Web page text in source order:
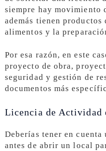
siempre hay movimiento
además tienen productos
alimentos y la
Por esa razón, en este
proyecto de obra,
seguridad y gestión de
documentos más
Licencia de Actividad
Deberías tener en cuenta
antes de abrir un local